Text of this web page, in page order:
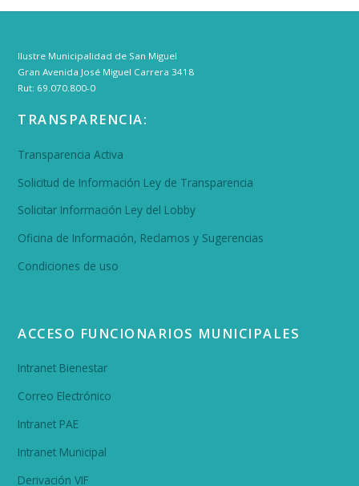
Ilustre Municipalidad de San Miguel
Gran Avenida José Miguel Carrera 3418
Rut: 69.070.800-0
TRANSPARENCIA:
Transparencia Activa
Solicitud de Información Ley de Transparencia
Solicitar Información Ley del Lobby
Oficina de Información, Reclamos y Sugerencias
Condiciones de uso
ACCESO FUNCIONARIOS MUNICIPALES
Intranet Bienestar
Correo Electrónico
Intranet PAE
Intranet Municipal
Derivación VIF